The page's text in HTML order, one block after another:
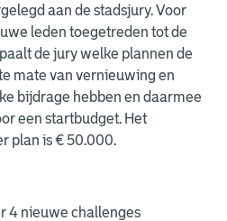
aan de stadsjury. Voor
leden toegetreden tot de
de jury welke plannen de
mate van vernieuwing en
bijdrage hebben en daarmee
een startbudget. Het
plan is € 50.000.
4 nieuwe challenges